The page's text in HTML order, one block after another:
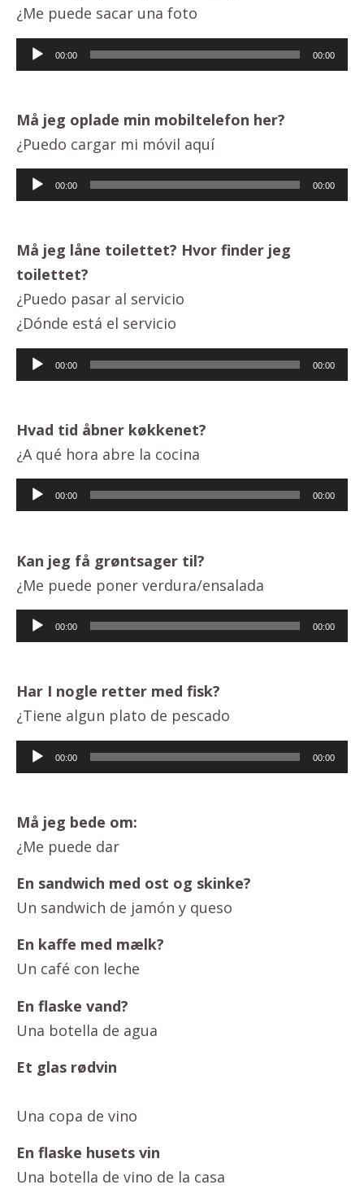
¿Me puede sacar una foto
Lydafspiller
00:00 00:00
Må jeg oplade min mobiltelefon her?
¿Puedo cargar mi móvil aquí
Lydafspiller
00:00 00:00
Må jeg låne toilettet? Hvor finder jeg
toilettet?
¿Puedo pasar al servicio
¿Dónde está el servicio
Lydafspiller
00:00 00:00
Hvad tid åbner køkkenet?
¿A qué hora abre la cocina
Lydafspiller
00:00 00:00
Kan jeg få grøntsager til?
¿Me puede poner verdura/ensalada
Lydafspiller
00:00 00:00
Har I nogle retter med fisk?
¿Tiene algun plato de pescado
Lydafspiller
00:00 00:00
Må jeg bede om:
¿Me puede dar
En sandwich med ost og skinke?
Un sandwich de jamón y queso
En kaffe med mælk?
Un café con leche
En flaske vand?
Una botella de agua
Et glas rødvin
Una copa de vino
En flaske husets vin
Una botella de vino de la casa